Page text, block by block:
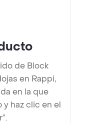
de Block
en Rappi,
en la que
haz clic en el